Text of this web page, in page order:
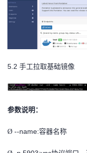
5.2 手工拉取基础镜像
参数说明：
Ø --name:容器名称